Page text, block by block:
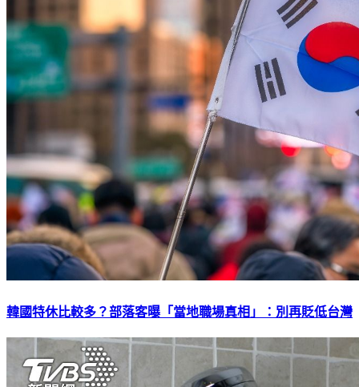
韓國特休比較多？部落客曝「當地職場真相」：別再貶低台灣